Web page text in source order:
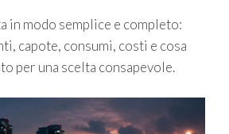
in modo semplice e completo:
capote, consumi, costi e cosa
per una scelta consapevole.